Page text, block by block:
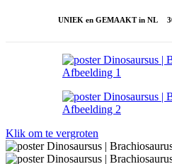
UNIEK en GEMAAKT in NL
Klik om te vergroten